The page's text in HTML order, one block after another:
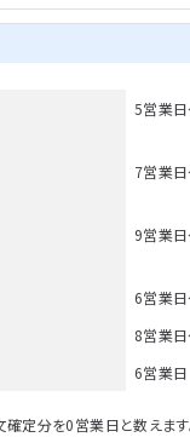
5営業
7営業
9営業
6営業
8営業
6営業日
定分を0営業日と数えます